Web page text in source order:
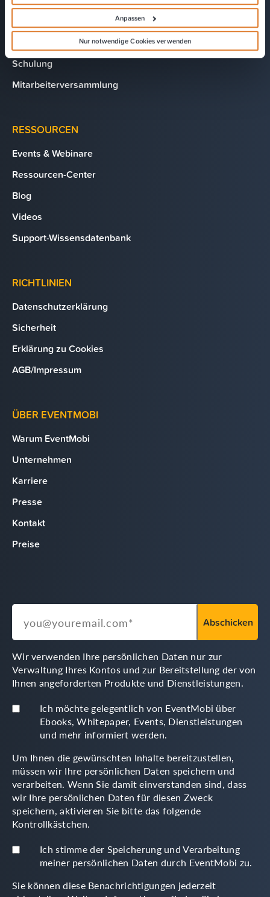
Anpassen
Nur notwendige Cookies verwenden
Hauptversammlung
Schulung
Mitarbeiterversammlung
RESSOURCEN
Events & Webinare
Ressourcen-Center
Blog
Videos
Support-Wissensdatenbank
RICHTLINIEN
Datenschutzerklärung
Sicherheit
Erklärung zu Cookies
AGB/Impressum
ÜBER EVENTMOBI
Warum EventMobi
Unternehmen
Karriere
Presse
Kontakt
Preise
Wir verwenden Ihre persönlichen Daten nur zur
Verwaltung Ihres Kontos und zur Bereitstellung der von
Ihnen angeforderten Produkte und Dienstleistungen.
Ich möchte gelegentlich von EventMobi über
Ebooks, Whitepaper, Events, Dienstleistungen
und mehr informiert werden.
Um Ihnen die gewünschten Inhalte bereitzustellen,
müssen wir Ihre persönlichen Daten speichern und
verarbeiten. Wenn Sie damit einverstanden sind, dass
wir Ihre persönlichen Daten für diesen Zweck
speichern, aktivieren Sie bitte das folgende
Kontrollkästchen.
Ich stimme der Speicherung und Verarbeitung
meiner persönlichen Daten durch EventMobi zu.
Sie können diese Benachrichtigungen jederzeit